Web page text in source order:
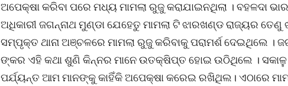
ଅପେକ୍ଷା କରିବା ପରେ ମଧ୍ୟ ମାମଲା ରୁଜୁ କରାଯାଇନଥିଲା । ବହଳଦା
ଅଧିକାରୀ ଜଗନ୍ନାଥ ମୁଣ୍ଡା ଯେହେତୁ ମାମଲା ଟି ଝାରଖଣ୍ଡ ରାଜ୍ୟର
ସମ୍ପୃକ୍ତ ଥାନା ଅଞ୍ଚଳରେ ମାମଲା ରୁଜୁ କରିବାକୁ ପରାମର୍ଶ ଦେଇଥିଲେ ।
ଙ୍କର ଏହି କଥା ଶୁଣି କିନ୍ନର ମାନେ ଉତକ୍ଷିପ୍ତ ହୋଇ ଉଠିଥିଲେ । ସକାଳୁ
ପର୍ଯ୍ୟନ୍ତ ଆମ ମାନଙ୍କୁ କାହିଁକି ଅପେକ୍ଷା କରେଇ ରଖିଥିଲ। ଏଠାରେ